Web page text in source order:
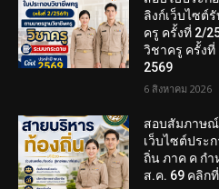
ลิงก์เว็บไซต์
ครู ครั้งที่ 2/
วิชาครู ครั้งที่
2569
6 สิงหาคม 2026
สอบสัมภาษณ์
เว็บไซต์ประ
ถิ่น ภาค ค ก
ส.ค. 69 คลิก